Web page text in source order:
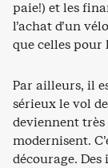
paie!) et les
l’achat d’un
que celles pour
Par ailleurs, il
sérieux le vol
deviennent très
modernisent.
décourage.